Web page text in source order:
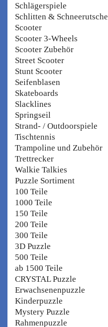
Schlägerspiele
Schlitten &
Scooter
Scooter 3-Wheels
Scooter Zubehör
Street Scooter
Stunt Scooter
Seifenblasen
Skateboards
Slacklines
Springseil
Strand- / Outdoorspiele
Tischtennis
Trampoline und Zubehör
Trettrecker
Walkie Talkies
Puzzle Sortiment
100 Teile
1000 Teile
150 Teile
200 Teile
300 Teile
3D Puzzle
500 Teile
ab 1500 Teile
CRYSTAL Puzzle
Erwachsenenpuzzle
Kinderpuzzle
Mystery Puzzle
Rahmenpuzzle